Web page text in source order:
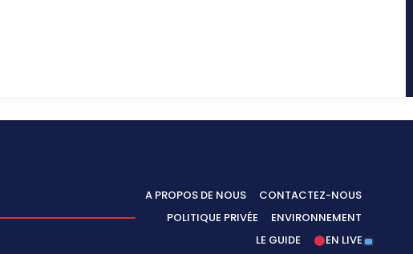
A PROPOS DE NOUS
CONTACTEZ-NOUS
POLITIQUE PRIVÉE
ENVIRONNEMENT
LE GUIDE
EN LIVE